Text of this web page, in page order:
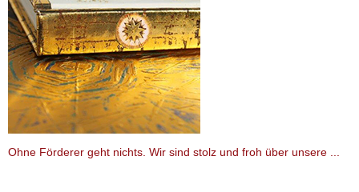
Ohne Förderer geht nichts. Wir sind stolz und froh über unsere ...